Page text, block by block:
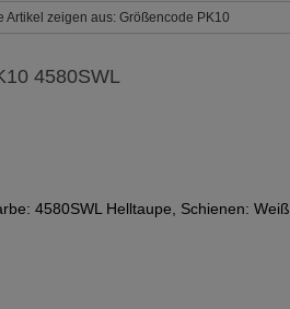
Artikel zeigen aus: Größencode PK10
4580SWL
4580SWL Helltaupe, Schienen: Weiß